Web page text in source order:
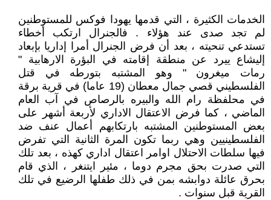
الخدمات الكثيرة ، التي قدمها يهودا فوكس للمستوطنين
لم تجد صدى عند هؤلاء . فالجنرال ارتكب أخطاء
تستدعي تنحيته ، بعد أن فرض الجنرال أمرا إداريا بإبعاد
إليشاع ييرد عن منطقة إقامته في البؤرة الارهابية "
رمات ميغرون " وهو المشتبه بتورطه في قتل
الفلسطيني قصي جمال معطان (19 عاما) في قرية برقة
في محلفظة رام الله والبيره بالرصاص في آب العام
الماضي ، كما فرض الاعتقال الاداري لأربعة أشهر على
بعض المستوطنين المشتبه بارتكابهم أعمال عنف ضد
الفلسطينيين وهي ربما تكون المرة الثانية التي تفرض
فيها سلطات الاحتلال اوامر اعتقال اداري كهذه ، بعد تلك
التي صدرت بحق مجرم دوما ، مئير ايتنغر ، الذي قام
بحرق عائلة دوابشه بمن في ذلك طفلها الرضيع في تلك
القرية قبل سنوات .